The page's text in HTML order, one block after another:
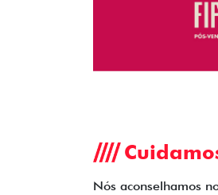
Nós aconselhamos